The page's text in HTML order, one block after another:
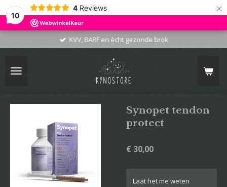
10
4 Reviews ×
KVV, BARF en ècht gezonde brok
Synopet tendon
protect
€ 30,00
Laat het me weten